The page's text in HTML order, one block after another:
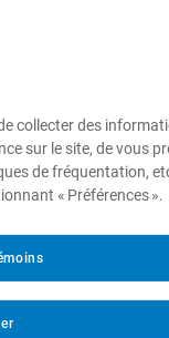
pour
des
la
la
: « La
Hall
collecter des
sur le site, de vous
de fréquentation,
« Préférences ».